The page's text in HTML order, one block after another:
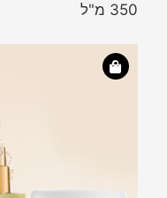
350 מ"ל